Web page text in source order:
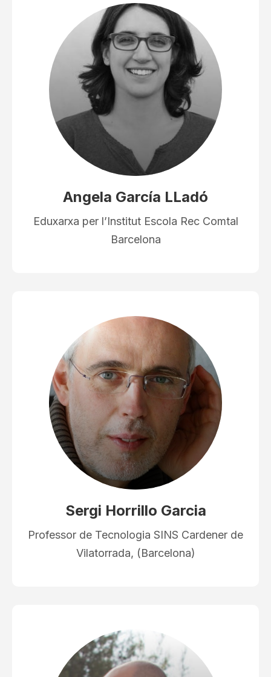
Angela García LLadó
Eduxarxa per l’Institut Escola Rec Comtal
Barcelona
Sergi Horrillo Garcia
Professor de Tecnologia SINS Cardener de
Vilatorrada, (Barcelona)